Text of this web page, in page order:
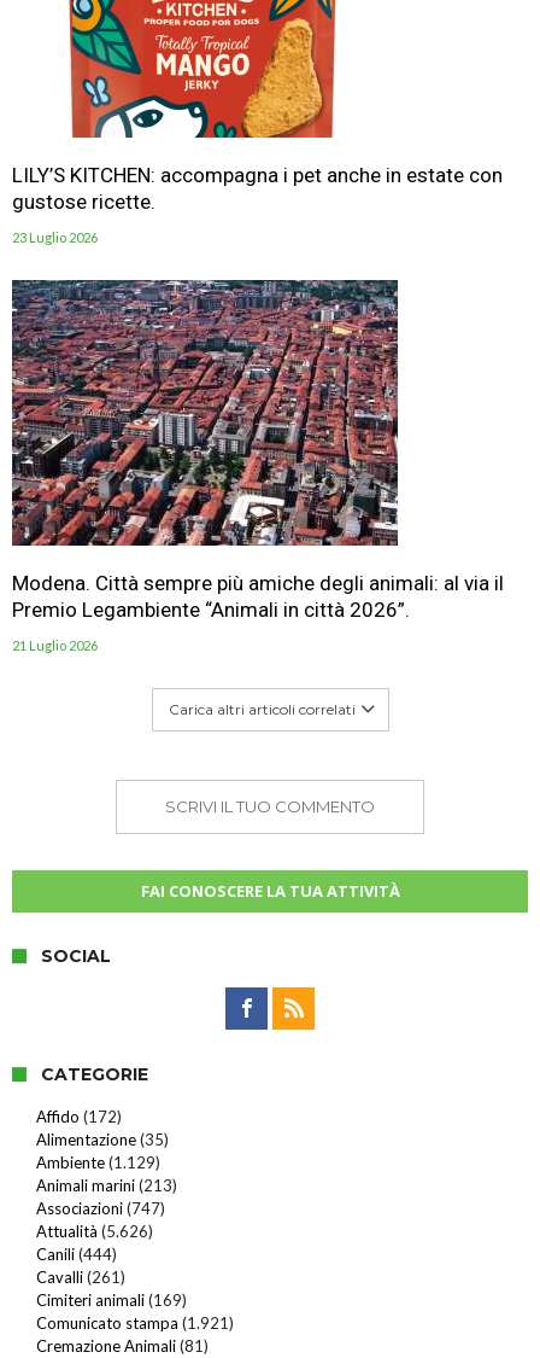
LILY’S KITCHEN: accompagna i pet anche in estate con
gustose ricette.
23 Luglio 2026
Modena. Città sempre più amiche degli animali: al via il
Premio Legambiente “Animali in città 2026”.
21 Luglio 2026
Carica altri articoli correlati
SCRIVI IL TUO COMMENTO
FAI CONOSCERE LA TUA ATTIVITÀ
SOCIAL
CATEGORIE
Affido (172)
Alimentazione(35)
Ambiente(1.129)
Animali marini(213)
Associazioni(747)
Attualità (5.626)
Canili(444)
Cavalli(261)
Cimiteri animali(169)
Comunicato stampa (1.921)
Cremazione Animali(81)